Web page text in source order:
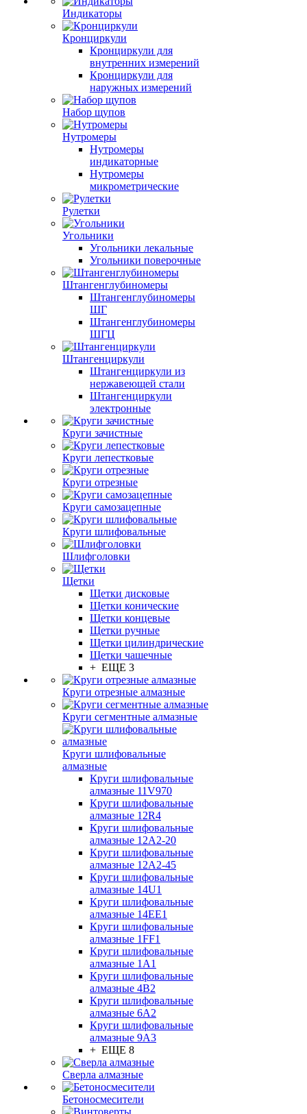
Индикаторы
Кронциркули
Кронциркули для
внутренних измерений
Кронциркули для
наружных измерений
Набор щупов
Нутромеры
Нутромеры
индикаторные
Нутромеры
микрометрические
Рулетки
Угольники
Угольники лекальные
Угольники поверочные
Штангенглубиномеры
Штангенглубиномеры
ШГ
Штангенглубиномеры
ШГЦ
Штангенциркули
Штангенциркули из
нержавеющей стали
Штангенциркули
электронные
Круги зачистные
Круги лепестковые
Круги отрезные
Круги самозацепные
Круги шлифовальные
Шлифголовки
Щетки
Щетки дисковые
Щетки конические
Щетки концевые
Щетки ручные
Щетки цилиндрические
Щетки чашечные
+ ЕЩЕ 3
Круги отрезные алмазные
Круги сегментные алмазные
Круги шлифовальные
алмазные
Круги шлифовальные
алмазные 11V970
Круги шлифовальные
алмазные 12R4
Круги шлифовальные
алмазные 12А2-20
Круги шлифовальные
алмазные 12А2-45
Круги шлифовальные
алмазные 14U1
Круги шлифовальные
алмазные 14ЕЕ1
Круги шлифовальные
алмазные 1FF1
Круги шлифовальные
алмазные 1А1
Круги шлифовальные
алмазные 4В2
Круги шлифовальные
алмазные 6A2
Круги шлифовальные
алмазные 9А3
+ ЕЩЕ 8
Сверла алмазные
Бетоносмесители